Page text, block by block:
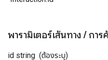
พารามิเตอร์เส้นทาง /การ
id string (ต้องระบุ)